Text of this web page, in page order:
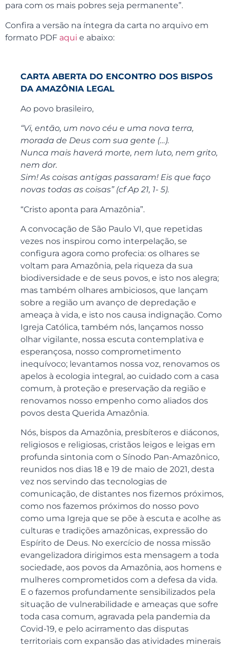
para com os mais pobres seja permanente”.
Confira a versão na íntegra da carta no arquivo em
formato PDF aqui e abaixo:
CARTA ABERTA DO ENCONTRO DOS BISPOS
DA AMAZÔNIA LEGAL
Ao povo brasileiro,
“Vi, então, um novo céu e uma nova terra,
morada de Deus com sua gente (…).
Nunca mais haverá morte, nem luto, nem grito,
nem dor.
Sim! As coisas antigas passaram! Eis que faço
novas todas as coisas” (cf Ap 21, 1- 5).
“Cristo aponta para Amazônia”.
A convocação de São Paulo VI, que repetidas
vezes nos inspirou como interpelação, se
configura agora como profecia: os olhares se
voltam para Amazônia, pela riqueza da sua
biodiversidade e de seus povos, e isto nos alegra;
mas também olhares ambiciosos, que lançam
sobre a região um avanço de depredação e
ameaça à vida, e isto nos causa indignação. Como
Igreja Católica, também nós, lançamos nosso
olhar vigilante, nossa escuta contemplativa e
esperançosa, nosso comprometimento
inequívoco; levantamos nossa voz, renovamos os
apelos à ecologia integral, ao cuidado com a casa
comum, à proteção e preservação da região e
renovamos nosso empenho como aliados dos
povos desta Querida Amazônia.
Nós, bispos da Amazônia, presbíteros e diáconos,
religiosos e religiosas, cristãos leigos e leigas em
profunda sintonia com o Sínodo Pan-Amazônico,
reunidos nos dias 18 e 19 de maio de 2021, desta
vez nos servindo das tecnologias de
comunicação, de distantes nos fizemos próximos,
como nos fazemos próximos do nosso povo
como uma Igreja que se põe à escuta e acolhe as
culturas e tradições amazônicas, expressão do
Espírito de Deus. No exercício de nossa missão
evangelizadora dirigimos esta mensagem a toda
sociedade, aos povos da Amazônia, aos homens e
mulheres comprometidos com a defesa da vida.
E o fazemos profundamente sensibilizados pela
situação de vulnerabilidade e ameaças que sofre
toda casa comum, agravada pela pandemia da
Covid-19, e pelo acirramento das disputas
territoriais com expansão das atividades minerais